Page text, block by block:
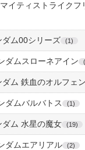
イティストライクフ
ム00シリーズ 1
ダムスローネアイン
ム 鉄血のオルフェ
ダムバルバトス 1
ム 水星の魔女 19
ダムエアリアル 2